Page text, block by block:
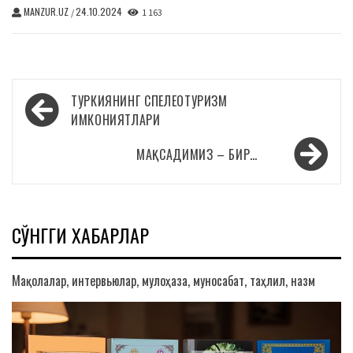
MANZUR.UZ /24.10.2024 1 163
Навигация
по
ТУРКИЯНИНГ СПЕЛЕОТУРИЗМ
ИМКОНИЯТЛАРИ
МАҚСАДИМИЗ – БИР…
СЎНГГИ ХАБАРЛАР
Мақолалар, интервьюлар, мулоҳаза, муносабат, таҳлил, назм